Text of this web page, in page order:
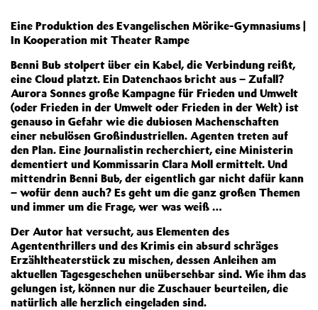
Eine Produktion des Evangelischen Mörike-Gymnasiums |
In Kooperation mit Theater Rampe
Benni Bub stolpert über ein Kabel, die Verbindung reißt,
eine Cloud platzt. Ein Datenchaos bricht aus – Zufall?
Aurora Sonnes große Kampagne für Frieden und Umwelt
(oder Frieden in der Umwelt oder Frieden in der Welt) ist
genauso in Gefahr wie die dubiosen Machenschaften
einer nebulösen Großindustriellen. Agenten treten auf
den Plan. Eine Journalistin recherchiert, eine Ministerin
dementiert und Kommissarin Clara Moll ermittelt. Und
mittendrin Benni Bub, der eigentlich gar nicht dafür kann
– wofür denn auch? Es geht um die ganz großen Themen
und immer um die Frage, wer was weiß …
Der Autor hat versucht, aus Elementen des
Agententhrillers und des Krimis ein absurd schräges
Erzähltheaterstück zu mischen, dessen Anleihen am
aktuellen Tagesgeschehen unübersehbar sind. Wie ihm das
gelungen ist, können nur die Zuschauer beurteilen, die
natürlich alle herzlich eingeladen sind.